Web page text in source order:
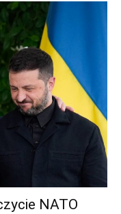
NATO